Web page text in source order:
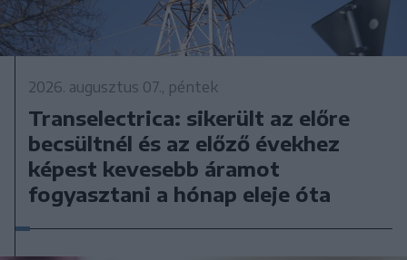
2026. augusztus 07., péntek
Transelectrica: sikerült az előre
becsültnél és az előző évekhez
képest kevesebb áramot
fogyasztani a hónap eleje óta